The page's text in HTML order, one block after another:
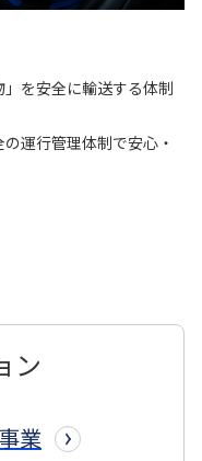
を安全に輸送する体制
運行管理体制で安心・
ン
業